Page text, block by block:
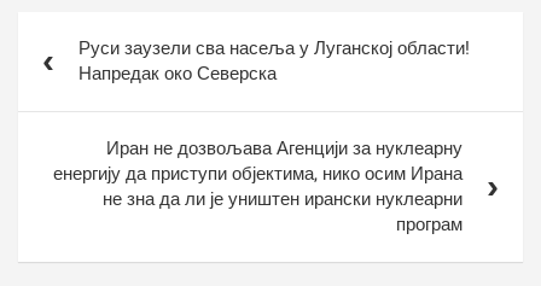
чланкаРуси заузели сва насеља у Луганској области!
Напредак око Северска
Иран не дозвољава Агенцији за нуклеарну
енергију да приступи објектима, нико осим Ирана
не зна да ли је уништен ирански нуклеарни
програм